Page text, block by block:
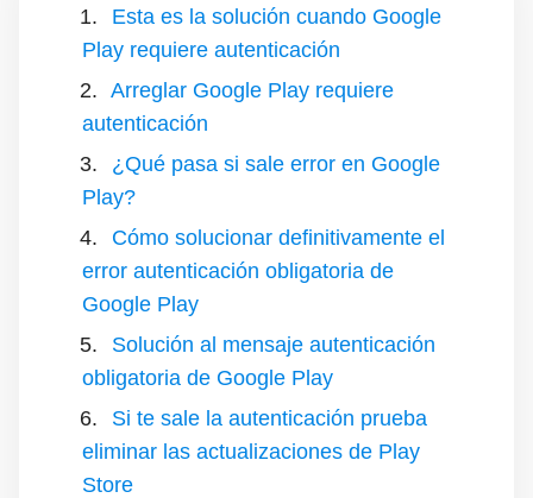
Esta es la solución cuando Google
Play requiere autenticación
Arreglar Google Play requiere
autenticación
¿Qué pasa si sale error en Google
Play?
Cómo solucionar definitivamente el
error autenticación obligatoria de
Google Play
Solución al mensaje autenticación
obligatoria de Google Play
Si te sale la autenticación prueba
eliminar las actualizaciones de Play
Store